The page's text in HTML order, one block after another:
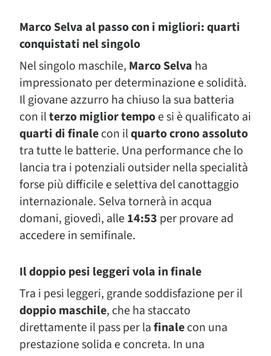
Marco Selva al passo con i migliori: quarti
conquistati nel singolo
Nel singolo maschile, Marco Selva ha
impressionato per determinazione e solidità.
Il giovane azzurro ha chiuso la sua batteria
con ilterzo miglior tempoe si è qualificato ai
quarti di finalecon ilquarto crono assoluto
tra tutte le batterie. Una performance che lo
lancia tra i potenziali outsider nella specialità
forse più difficile e selettiva del canottaggio
internazionale. Selva tornerà in acqua
domani, giovedì, alle14:53 per provare ad
accedere in semifinale.
Il doppio pesi leggeri vola in finale
Tra i pesi leggeri, grande soddisfazione per il
doppio maschile, che ha staccato
direttamente il pass per lafinalecon una
prestazione solida e concreta. In una